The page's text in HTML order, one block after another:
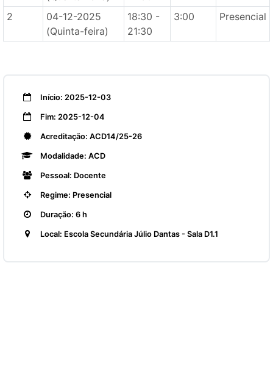
2
04-12-2025
(Quinta-feira)
18:30 -
21:30
3:00 Presencial
Início: 2025-12-03
Fim: 2025-12-04
Acreditação: ACD14/25-26
Modalidade: ACD
Pessoal: Docente
Regime: Presencial
Duração: 6 h
Local: Escola Secundária Júlio Dantas - Sala D1.1